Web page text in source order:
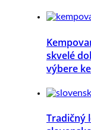
skvelé
výbere
Tradičný